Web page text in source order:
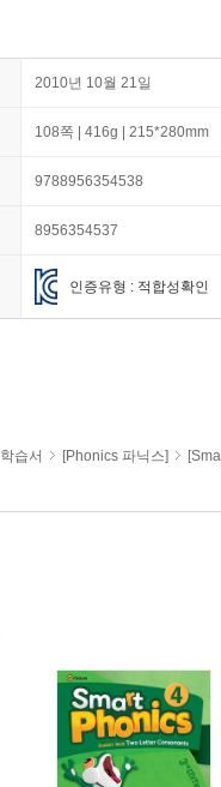
2010년 10월 21일
108쪽 | 416g | 215*280mm
9788956354538
8956354537
인증유형 : 적합성확인
학습서 [Phonics 파닉스]